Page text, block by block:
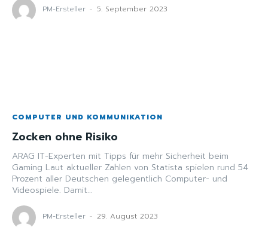
PM-Ersteller - 5. September 2023
COMPUTER UND KOMMUNIKATION
Zocken ohne Risiko
ARAG IT-Experten mit Tipps für mehr Sicherheit beim
Gaming Laut aktueller Zahlen von Statista spielen rund 54
Prozent aller Deutschen gelegentlich Computer- und
Videospiele. Damit...
PM-Ersteller - 29. August 2023